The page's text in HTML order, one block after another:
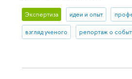
Экспертиза идеи и опыт
взгляд ученого репортаж о